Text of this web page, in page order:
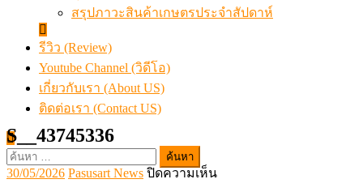
สรุปภาวะสินค้าเกษตรประจำสัปดาห์
รีวิว (Review)
Youtube Channel (วิดีโอ)
เกี่ยวกับเรา (About US)
ติดต่อเรา (Contact US)
ค้นหา
สำหรับ:
S__43745336
Posted
on
30/05/2026Author
Pasusart News ปิดความเห็นบน